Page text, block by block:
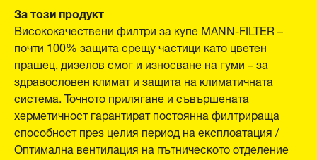
За този продукт
Висококачествени филтри за купе MANN-FILTER –
почти 100% защита срещу частици като цветен
прашец, дизелов смог и износване на гуми – за
здравословен климат и защита на климатичната
система. Точното прилягане и съвършената
херметичност гарантират постоянна филтрираща
способност през целия период на експлоатация /
Оптимална вентилация на пътническото отделение